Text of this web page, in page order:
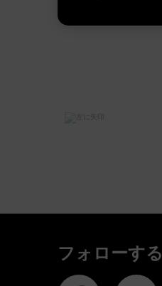
フォローする